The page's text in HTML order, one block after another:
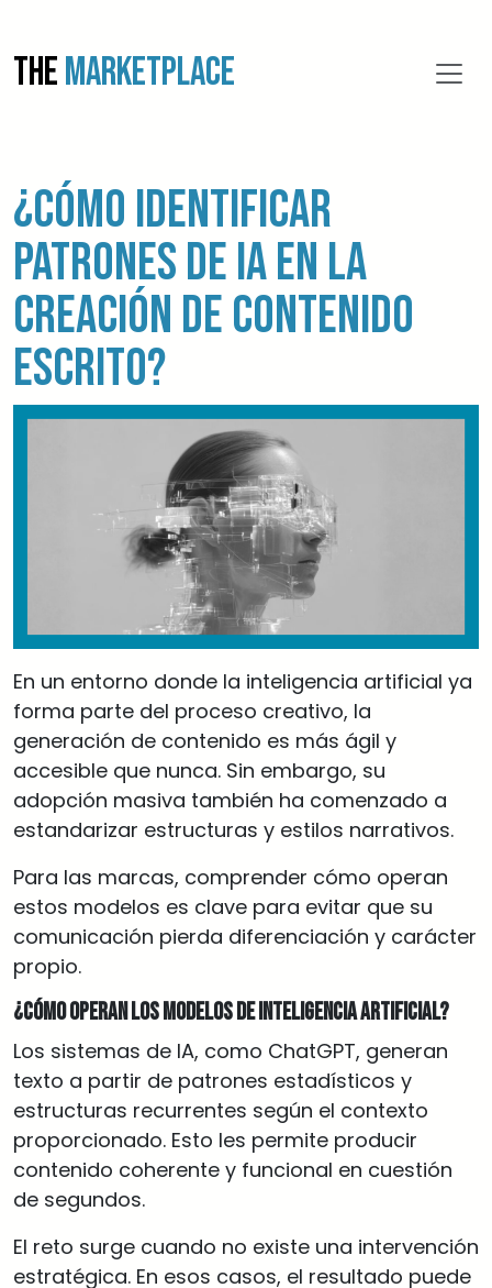
THEMARKETPLACE
¿Cómo identificar
patrones de IA en la
creación de contenido
escrito?
En un entorno donde la inteligencia artificial ya
forma parte del proceso creativo, la
generación de contenido es más ágil y
accesible que nunca. Sin embargo, su
adopción masiva también ha comenzado a
estandarizar estructuras y estilos narrativos.
Para las marcas, comprender cómo operan
estos modelos es clave para evitar que su
comunicación pierda diferenciación y carácter
propio.
¿Cómo operan los modelos de inteligencia artificial?
Los sistemas de IA, como ChatGPT, generan
texto a partir de patrones estadísticos y
estructuras recurrentes según el contexto
proporcionado. Esto les permite producir
contenido coherente y funcional en cuestión
de segundos.
El reto surge cuando no existe una intervención
estratégica. En esos casos, el resultado puede